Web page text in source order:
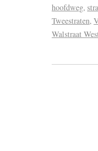
hoofdweg,
Tweestraten,
Walstraat